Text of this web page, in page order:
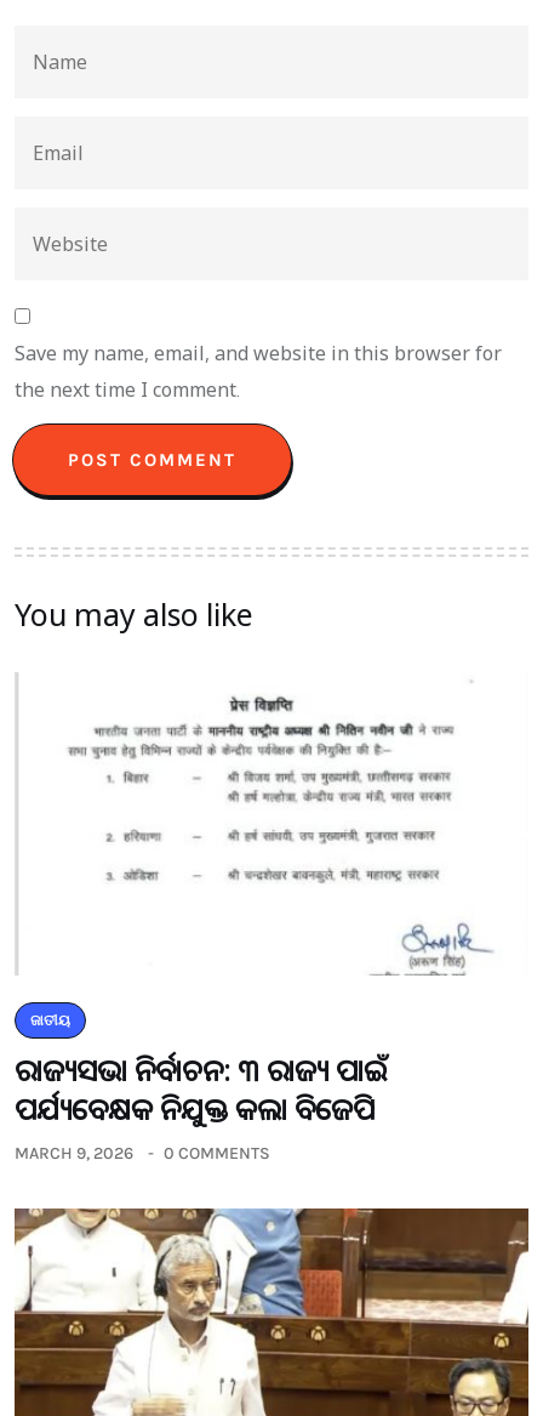
Save my name, email, and website in this browser for
the next time I comment.
You may also like
ଜାତୀୟ
ରାଜ୍ୟସଭା ନିର୍ବାଚନ: ୩ ରାଜ୍ୟ ପାଇଁ
ପର୍ଯ୍ୟବେକ୍ଷକ ନିଯୁକ୍ତ କଲା ବିଜେପି
MARCH 9, 2026 0 COMMENTS